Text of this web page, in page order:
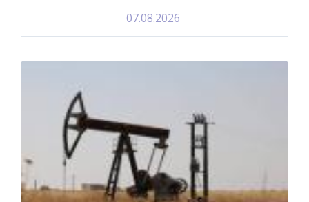
07.08.2026